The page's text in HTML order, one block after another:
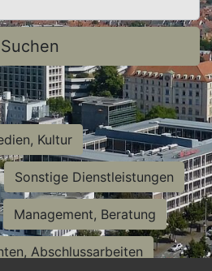
Suchen
Kultur
Sonstige Dienstleistungen
Management, Beratung
Abschlussarbeiten